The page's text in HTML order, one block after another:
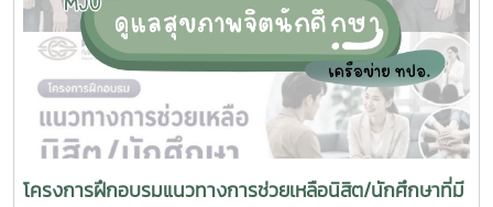
โครงการฝึกอบรมแนวทางการช่วยเหลือนิสิต/นักศึกษาที่มี